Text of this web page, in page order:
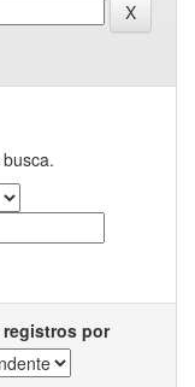
registros por